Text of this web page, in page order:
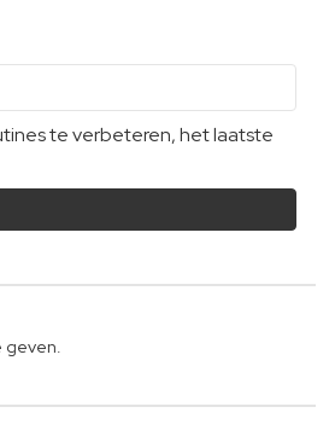
te verbeteren, het laatste
geven.